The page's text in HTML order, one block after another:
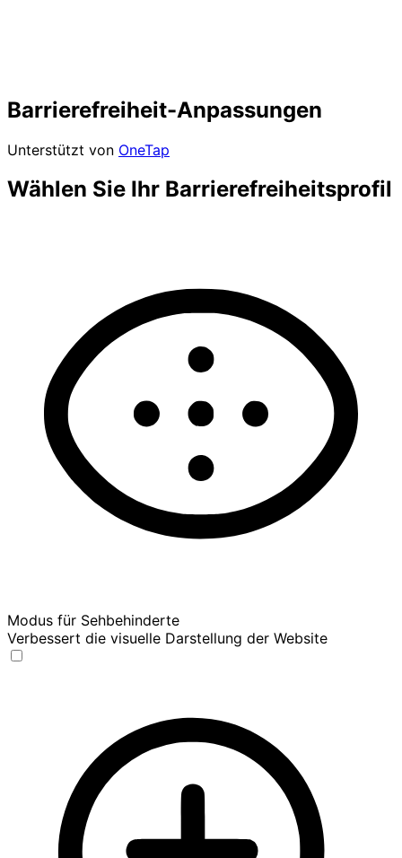
Barrierefreiheit-Anpassungen
Unterstützt von OneTap
Wählen Sie Ihr Barrierefreiheitsprofil
Modus für Sehbehinderte
Verbessert die visuelle Darstellung der Website